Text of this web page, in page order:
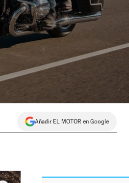
Añadir EL MOTOR en Google